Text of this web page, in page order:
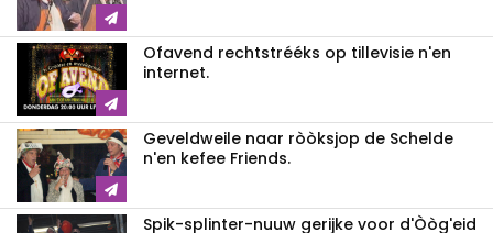
Ofavend rechtstrééks op tillevisie n'en
internet.
Geveldweile naar ròòksjop de Schelde
n'en kefee Friends.
Spik-splinter-nuuw gerijke voor d'Òòg'eid